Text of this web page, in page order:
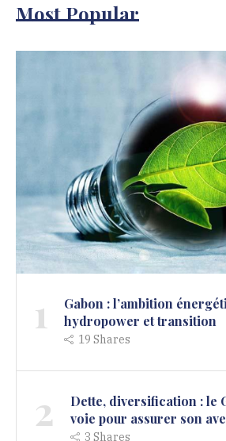
Most Popular
1
Gabon : l’ambition
hydropower et transition
19Shares
2
Dette, diversification : le
voie pour assurer son
3Shares